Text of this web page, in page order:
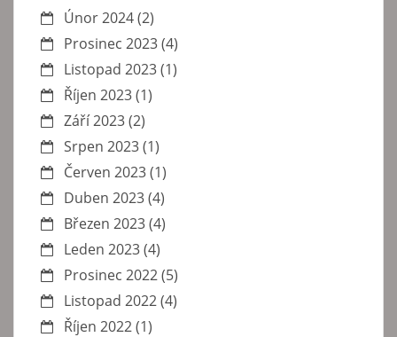
Únor 2024(2)
Prosinec 2023(4)
Listopad 2023(1)
Říjen 2023(1)
Září 2023(2)
Srpen 2023(1)
Červen 2023(1)
Duben 2023(4)
Březen 2023(4)
Leden 2023(4)
Prosinec 2022(5)
Listopad 2022(4)
Říjen 2022(1)